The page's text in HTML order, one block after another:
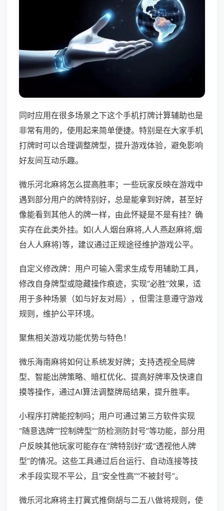
同时应用在很多场景之下这个手机打牌计算辅助也是
非常有用的，使用起来简单便捷。特别是在大家手机
打牌时可以合理调整牌型，提升游戏体验，避免影响
好友间互动乐趣。
微乐河北麻将怎么提高胜率；一些玩家反映在游戏中
遇到部分用户的牌特别好，总是能拿到好牌，甚至好
像能看到其他人的牌一样，由此怀疑是不是有挂？确
实存在此类外挂。如(人人烟台麻将,人人燕赵麻将,烟
台人人麻将)等，建议通过正规途径维护游戏公平。
自定义修改牌：用户可输入需求生成专用辅助工具，
修改自身牌型或隐藏操作痕迹，实现“必胜”效果，适
用于多种场景（如与好友对局），但需注意遵守游戏
规则，维护公平环境。
聚焦相关游戏功能优势与特色！
微乐海南麻将如何让系统发好牌；支持透视全局牌
型、智能出牌策略、暗杠优化、提高好牌率及快速自
摸等操作，通过AI算法调整牌局结果，提升胜率。
小程序打牌能控制吗；用户可通过第三方软件实现
“随意选牌”“控制牌型”“防检测防封号”等功能，部分用
户反映其他玩家可能存在“牌特别好”或“透视他人牌
型”的情况。这些工具通过后台运行、自动连接等技
术手段实现不平公，且“安全性高”“不被封号”。
微乐河北麻将主打冀式推倒胡与二五八做将规则，使